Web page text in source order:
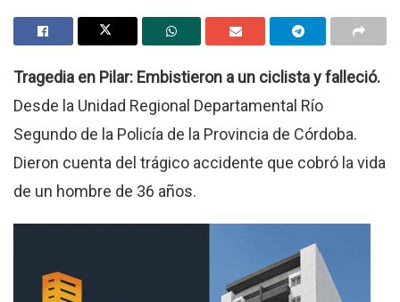
Tragedia en Pilar: Embistieron a un ciclista y falleció.
Desde la Unidad Regional Departamental Río
Segundo de la Policía de la Provincia de Córdoba.
Dieron cuenta del trágico accidente que cobró la vida
de un hombre de 36 años.